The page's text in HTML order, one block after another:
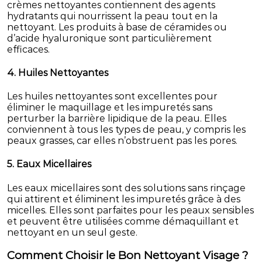
crèmes nettoyantes contiennent des agents
hydratants qui nourrissent la peau tout en la
nettoyant. Les produits à base de céramides ou
d’acide hyaluronique sont particulièrement
efficaces.
4. Huiles Nettoyantes
Les huiles nettoyantes sont excellentes pour
éliminer le maquillage et les impuretés sans
perturber la barrière lipidique de la peau. Elles
conviennent à tous les types de peau, y compris les
peaux grasses, car elles n’obstruent pas les pores.
5. Eaux Micellaires
Les eaux micellaires sont des solutions sans rinçage
qui attirent et éliminent les impuretés grâce à des
micelles. Elles sont parfaites pour les peaux sensibles
et peuvent être utilisées comme démaquillant et
nettoyant en un seul geste.
Comment Choisir le Bon Nettoyant Visage ?